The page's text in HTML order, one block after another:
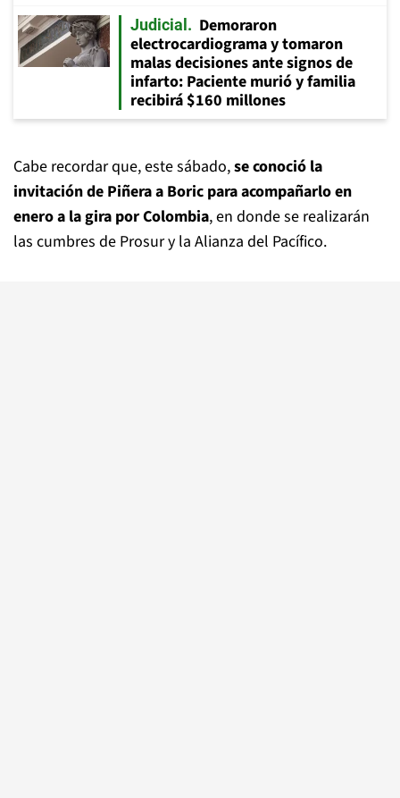
Judicial
Demoraron
electrocardiograma y tomaron
malas decisiones ante signos de
infarto: Paciente murió y familia
recibirá $160 millones
Cabe recordar que, este sábado,se conoció la
invitación de Piñera a Boric para acompañarlo en
enero a la gira por Colombia, en donde se realizarán
las cumbres de Prosur y la Alianza del Pacífico.